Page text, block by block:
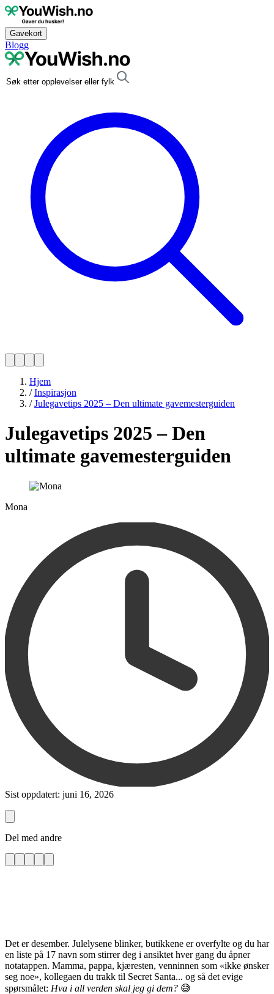
Gavekort
Blogg
Hjem
/Inspirasjon
/Julegavetips 2025 – Den ultimate gavemesterguiden
Julegavetips 2025 – Den
ultimate gavemesterguiden
Mona
Sist oppdatert: juni 16, 2026
Del med andre
Det er desember. Julelysene blinker, butikkene er overfylte og du har
en liste på 17 navn som stirrer deg i ansiktet hver gang du åpner
notatappen. Mamma, pappa, kjæresten, venninnen som «ikke ønsker
seg noe», kollegaen du trakk til Secret Santa... og så det evige
spørsmålet: Hva i all verden skal jeg gi dem? 😅